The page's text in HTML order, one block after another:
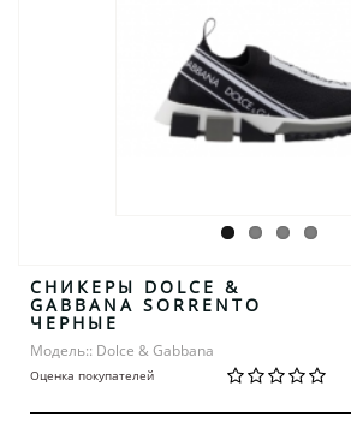
СНИКЕРЫ DOLCE &
GABBANA SORRENTO
ЧЕРНЫЕ
Модель:: Dolce & Gabbana
Оценка покупателей